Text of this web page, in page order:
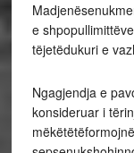
e
tëjetëdukuri e
Ngagjendja e
konsideruar i